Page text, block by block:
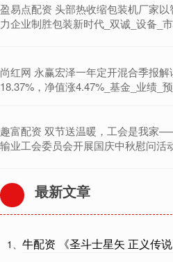
盈易点配资 头部热收缩包装机厂家
力企业制胜包装新时代_双诚_设备_
尚红网 永赢宏泽一年定开混合季报解
18.37%，净值涨4.47%_基金_业绩_
趣富配资 双节送温暖，工会是我家
输业工会委员会开展国庆中秋慰问活
最新文章
1、 牛配资 《圣斗士星矢 正义传